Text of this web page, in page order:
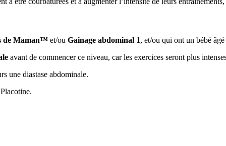
de Maman™️ et/ou Gainage abdominal 1, et/ou qui ont un bébé
avant de commencer ce niveau, car les exercices seront plus
une diastase abdominale.